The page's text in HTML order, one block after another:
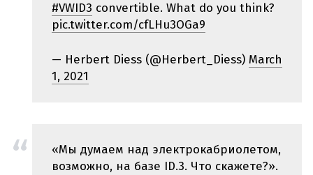
#VWID3 convertible. What do you think?
pic.twitter.com/cfLHu3OGa9
— Herbert Diess (@Herbert_Diess) March
1, 2021
«Мы думаем над электрокабриолетом,
возможно, на базе ID.3. Что скажете?».